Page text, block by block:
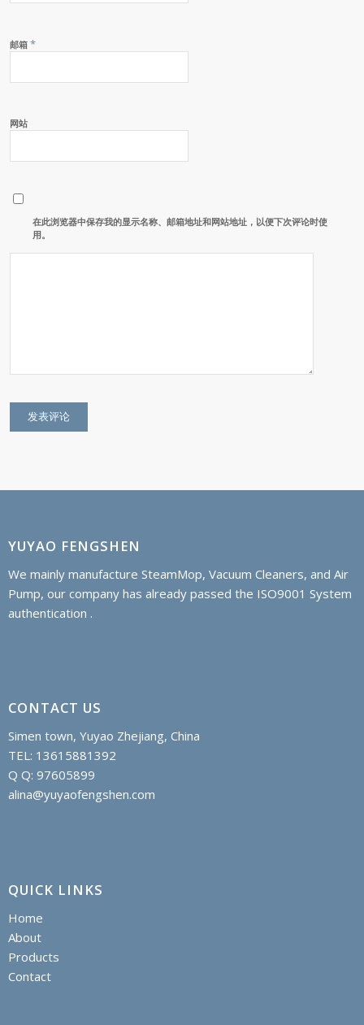
邮箱 *
网站
在此浏览器中保存我的显示名称、邮箱地址和网站地址，以便下次评论时使
用。
YUYAO FENGSHEN
We mainly manufacture SteamMop, Vacuum Cleaners, and Air
Pump, our company has already passed the ISO9001 System
authentication .
CONTACT US
Simen town, Yuyao Zhejiang, China
TEL: 13615881392
Q Q: 97605899
alina@yuyaofengshen.com
QUICK LINKS
Home
About
Products
Contact